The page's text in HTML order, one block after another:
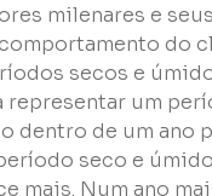
milenares e
do
secos e
representar um
dentro de um ano
seco e
mais. Num ano